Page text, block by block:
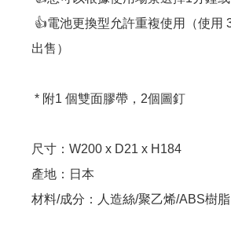
出售）
尺寸：W200 x D21 x H184
產地：日本
材料/成分：人造絲/聚乙烯/ABS樹脂